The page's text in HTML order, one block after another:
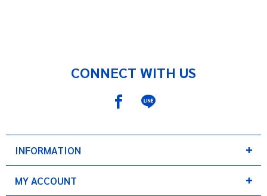
CONNECT WITH US
INFORMATION
MY ACCOUNT